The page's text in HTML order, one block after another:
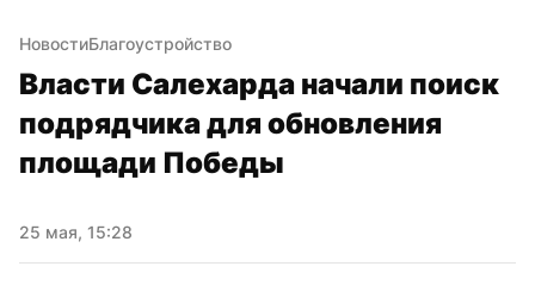
НовостиБлагоустройство
Власти Салехарда начали поиск
подрядчика для обновления
площади Победы
25 мая, 15:28